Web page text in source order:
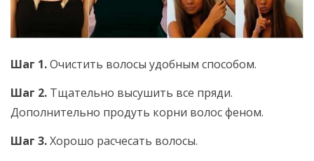
Шаг 1.Очистить волосы удобным способом.
Шаг 2. Тщательно высушить все пряди.
Дополнительно продуть корни волос феном.
Шаг 3.Хорошо расчесать волосы.